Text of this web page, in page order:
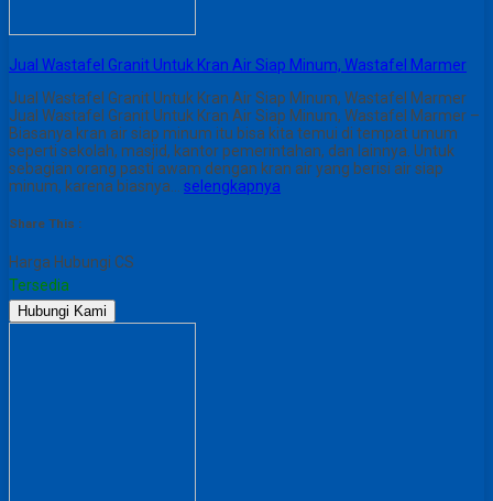
Jual Wastafel Granit Untuk Kran Air Siap Minum, Wastafel Marmer
Jual Wastafel Granit Untuk Kran Air Siap Minum, Wastafel Marmer
Jual Wastafel Granit Untuk Kran Air Siap Minum, Wastafel Marmer –
Biasanya kran air siap minum itu bisa kita temui di tempat umum
seperti sekolah, masjid, kantor pemerintahan, dan lainnya. Untuk
sebagian orang pasti awam dengan kran air yang berisi air siap
minum, karena biasnya… selengkapnya
Share This :
Harga Hubungi CS
Tersedia
Hubungi Kami